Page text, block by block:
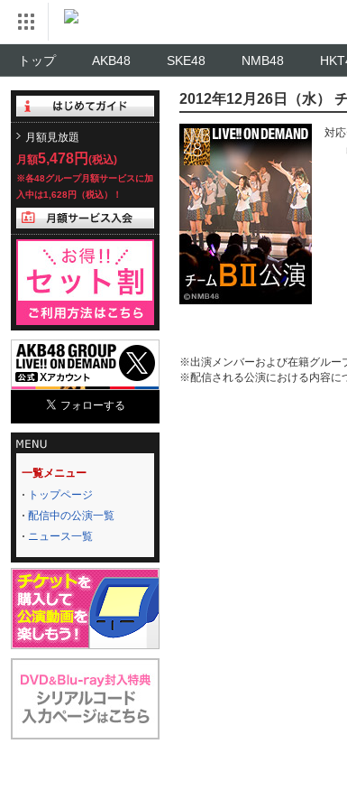
トップ AKB48 SKE48 NMB48
月額見放題
月額5,478円 (税込)
※各48グループ月額サービスに加
入中は1,628円（税込）！
一覧メニュー
トップページ
配信中の公演一覧
ニュース一覧
2012年12月26日（水）
対応
※出演メンバーおよび在籍グルー
※配信される公演における内容に